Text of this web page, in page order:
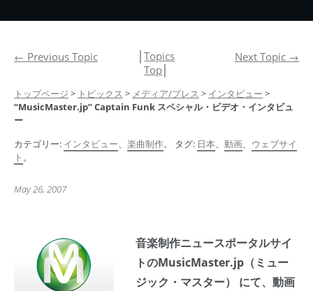
← Previous Topic │Topics
Top
Next Topic →
トップページ > トピックス > メディア/プレス > インタビュー >
“MusicMaster.jp” Captain Funk スペシャル・ビデオ・インタビュ
ー
カテゴリー: インタビュー、 楽曲制作。 タグ: 日本、 動画、 ウェブサイ
ト 。
May 26, 2007
音楽制作ニュースポータルサイ
トのMusicMaster.jp（ミュー
ジック・マスター） にて、動画